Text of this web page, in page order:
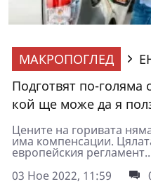
МАКРОПОГЛЕД
Подготвят по-голяма
кой ще може да я
Цените на горивата
има компенсации.
европейския
03 Ное 2022, 11:59